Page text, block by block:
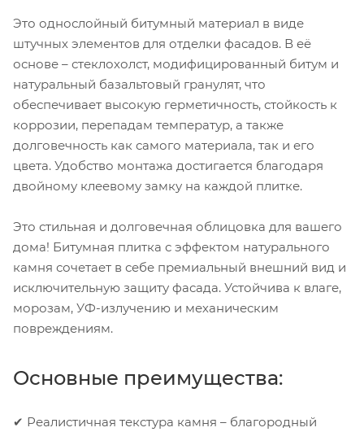
Это однослойный битумный материал в виде
штучных элементов для отделки фасадов. В её
основе – стеклохолст, модифицированный битум и
натуральный базальтовый гранулят, что
обеспечивает высокую герметичность, стойкость к
коррозии, перепадам температур, а также
долговечность как самого материала, так и его
цвета. Удобство монтажа достигается благодаря
двойному клеевому замку на каждой плитке.
Это стильная и долговечная облицовка для вашего
дома! Битумная плитка с эффектом натурального
камня сочетает в себе премиальный внешний вид и
исключительную защиту фасада. Устойчива к влаге,
морозам, УФ-излучению и механическим
повреждениям.
Основные преимущества:
✔ Реалистичная текстура камня – благородный